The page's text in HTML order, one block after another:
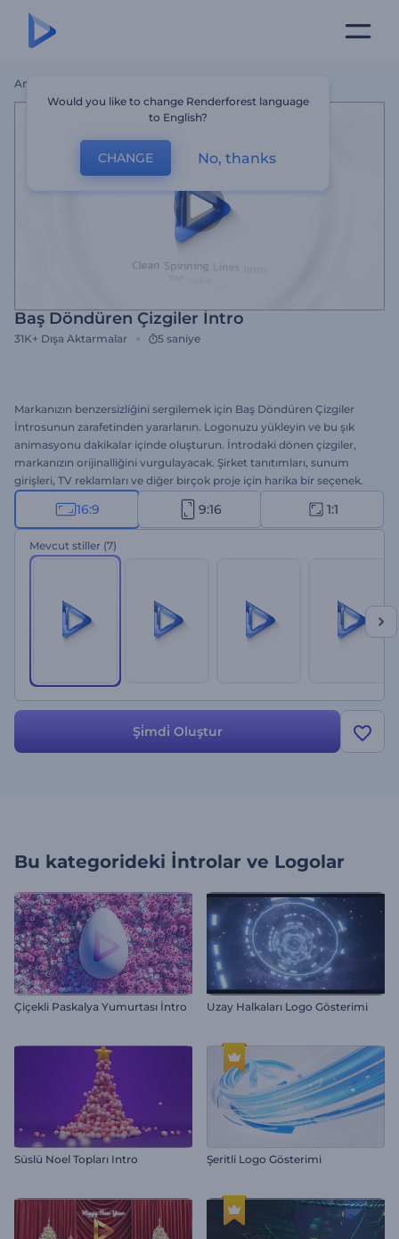
Ana Sayfa
Baş Döndüren Çizgiler İntro
31K+ Dışa Aktarmalar 5 saniye
Markanızın benzersizliğini sergilemek için Baş Döndüren Çizgiler
İntrosunun zarafetinden yararlanın. Logonuzu yükleyin ve bu şık
animasyonu dakikalar içinde oluşturun. İntrodaki dönen çizgiler,
markanızın orijinalliğini vurgulayacak. Şirket tanıtımları, sunum
girişleri, TV reklamları ve diğer birçok proje için harika bir seçenek.
Bu şablonu denemeye şimdi başlayın!
16:9 9:16 1:1
Mevcut stiller (7)
Şi̇mdi̇ Oluştur
Bu kategorideki İntrolar ve Logolar
Çiçekli Paskalya Yumurtası İntro Uzay Halkaları Logo Gösterimi
Süslü Noel Topları Intro Şeritli Logo Gösterimi
Would you like to change Renderforest language
to English?
CHANGE No, thanks